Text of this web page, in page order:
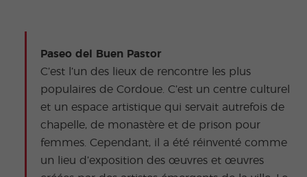
Paseo del Buen Pastor
C’est l’un des lieux de rencontre les plus
populaires de Cordoue. C’est un centre culturel
et un espace artistique qui servait autrefois de
chapelle, de monastère et de prison pour
femmes. Cependant, il a été réinventé comme
un lieu d’exposition des œuvres et œuvres